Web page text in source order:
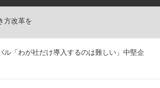
方改革を
ル「わが社だけ導入するのは難しい」中堅企